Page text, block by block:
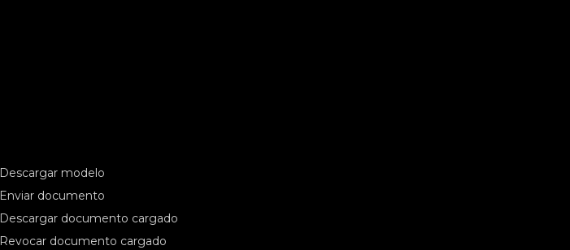
modelo
documento
documento cargado
documento cargado